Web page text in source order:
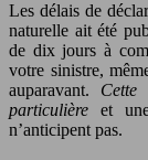
Les délais de
naturelle ait été
de dix jours à
votre sinistre,
auparavant. Cette
particulière et
n’anticipent pas.